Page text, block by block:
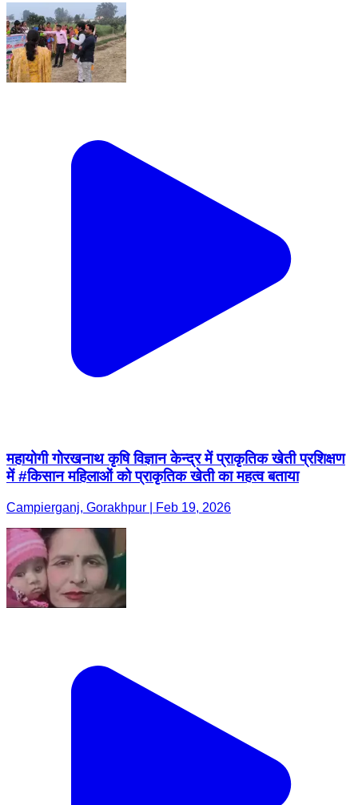
महायोगी गोरखनाथ कृषि विज्ञान केन्द्र में प्राकृतिक खेती प्रशिक्षण
में #किसान महिलाओं को प्राकृतिक खेती का महत्व बताया
Campierganj, Gorakhpur | Feb 19, 2026